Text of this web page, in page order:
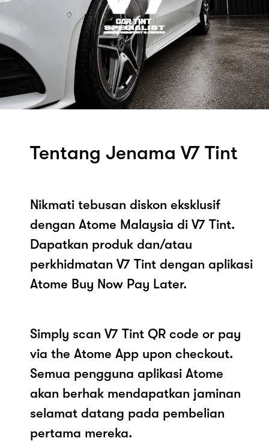
Tentang Jenama V7 Tint
Nikmati tebusan diskon eksklusif
dengan Atome Malaysia di V7 Tint.
Dapatkan produk dan/atau
perkhidmatan V7 Tint dengan aplikasi
Atome Buy Now Pay Later.
Simply scan V7 Tint QR code or pay
via the Atome App upon checkout.
Semua pengguna aplikasi Atome
akan berhak mendapatkan jaminan
selamat datang pada pembelian
pertama mereka.